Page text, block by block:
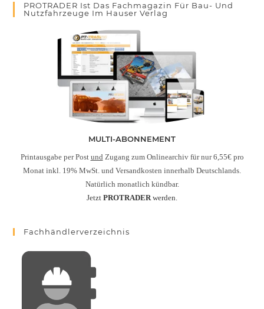
PROTRADER Ist Das Fachmagazin Für Bau- Und
Nutzfahrzeuge Im Hauser Verlag
MULTI-ABONNEMENT
Printausgabe per Post und Zugang zum Onlinearchiv für nur 6,55€ pro
Monat inkl. 19% MwSt. und Versandkosten innerhalb Deutschlands.
Natürlich monatlich kündbar.
Jetzt PROTRADER werden.
Fachhändlerverzeichnis